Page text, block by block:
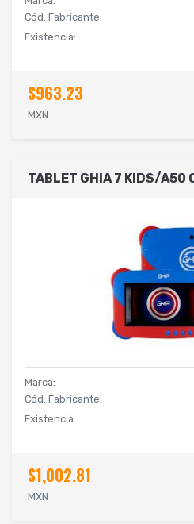
Cód. Fabricante:
Existencia:
$963.23
MXN
Marca:
Cód. Fabricante:
Existencia:
$1,002.81
MXN